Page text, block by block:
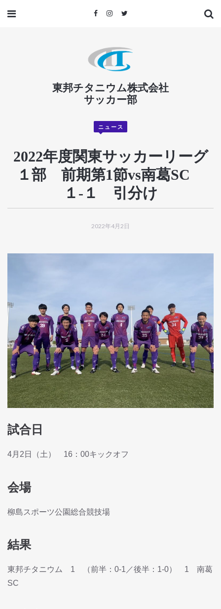
東邦チタニウム株式会社
サッカー部
ニュース
2022年度関東サッカーリーグ
１部 前期第1節vs南葛SC
１-１ 引分け
2022年4月2日
試合日
4月2日（土） 16：00キックオフ
会場
柳島スポーツ公園総合競技場
結果
東邦チタニウム 1 （前半：0-1／後半：1-0） 1 南葛
SC